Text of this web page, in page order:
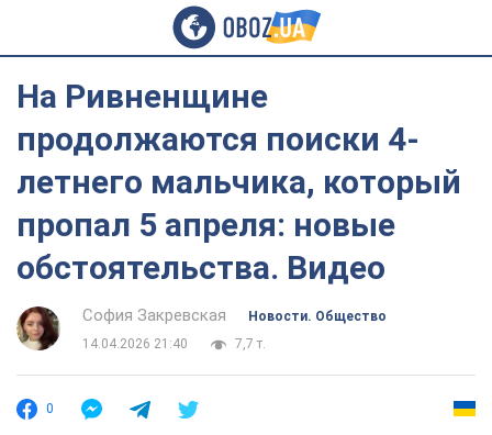
На Ривненщине
продолжаются поиски 4-
летнего мальчика, который
пропал 5 апреля: новые
обстоятельства. Видео
София Закревская
Новости. Общество
14.04.2026 21:40
7,7 т.
0